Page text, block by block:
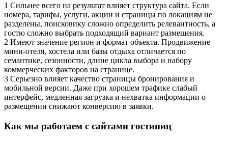
1 Сильнее всего на результат влияет структура сайта. Если
номера, тарифы, услуги, акции и страницы по локациям не
разделены, поисковику сложно определить релевантность, а
гостю сложно выбрать подходящий вариант размещения.
2 Имеют значение регион и формат объекта. Продвижение
мини-отеля, хостела или базы отдыха отличается по
семантике, сезонности, длине цикла выбора и набору
коммерческих факторов на странице.
3 Серьезно влияет качество страницы бронирования и
мобильной версии. Даже при хорошем трафике слабый
интерфейс, медленная загрузка и нехватка информации о
размещении снижают конверсию в заявки.
Как мы работаем с сайтами гостиниц